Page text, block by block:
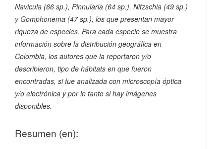
Navicula (66 sp.), Pinnularia (64 sp.), Nitzschia (49 sp.)
yGomphonema (47 sp.), los que presentan mayor
riqueza de especies. Para cada especie se muestra
información sobre la distribución geográfica en
Colombia, los autores que la reportaron y/o
describieron, tipo de hábitats en que fueron
encontradas, si fue analizada con microscopía óptica
y/o electrónica y por lo tanto si hay imágenes
disponibles.
Resumen (en):